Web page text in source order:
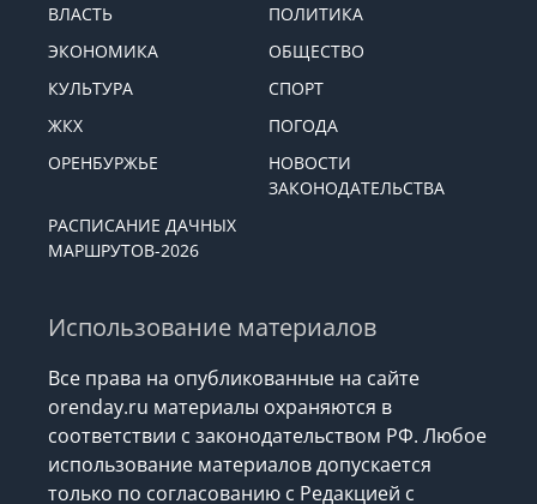
ВЛАСТЬ
ПОЛИТИКА
ЭКОНОМИКА
ОБЩЕСТВО
КУЛЬТУРА
СПОРТ
ЖКХ
ПОГОДА
ОРЕНБУРЖЬЕ
НОВОСТИ
ЗАКОНОДАТЕЛЬСТВА
РАСПИСАНИЕ ДАЧНЫХ
МАРШРУТОВ-2026
Использование материалов
Все права на опубликованные на сайте
orenday.ru материалы охраняются в
соответствии с законодательством РФ. Любое
использование материалов допускается
только по согласованию с Редакцией с